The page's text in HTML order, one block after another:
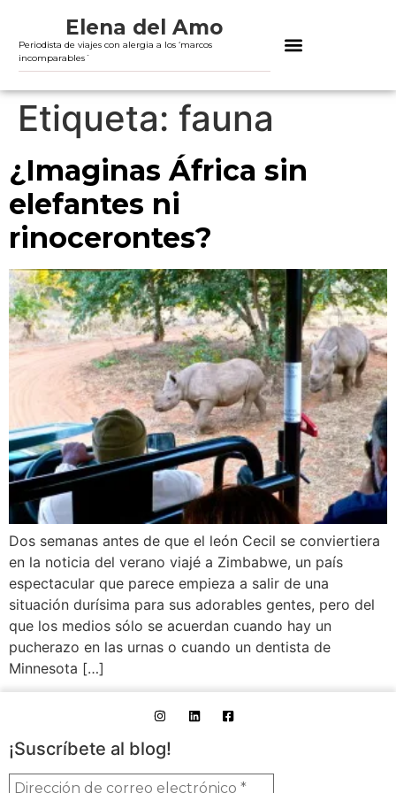
Elena del Amo
Periodista de viajes con alergia a los ‘marcos
incomparables´
Etiqueta: fauna
¿Imaginas África sin
elefantes ni
rinocerontes?
Dos semanas antes de que el león Cecil se conviertiera
en la noticia del verano viajé a Zimbabwe, un país
espectacular que parece empieza a salir de una
situación durísima para sus adorables gentes, pero del
que los medios sólo se acuerdan cuando hay un
pucherazo en las urnas o cuando un dentista de
Minnesota […]
¡Suscríbete al blog!